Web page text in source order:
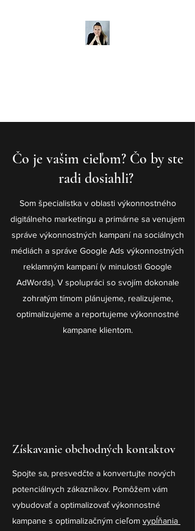
Čo je vašim cieľom? Čo by ste
radi dosiahli?
Som špecialistka v oblasti výkonnostného
digitálneho marketingu a primárne sa venujem
správe výkonnostných kampaní na sociálnych
médiách a správe Google Ads výkonnostných
reklamným kampaní (v minulosti Google
AdWords). V spolupráci so svojím dokonale
zohratým tímom plánujeme, realizujeme,
optimalizujeme a reportujeme výkonnostné
kampane klientom.
Získavanie obchodných kontaktov
Spojte sa, presvedčte a konvertujte nových
potenciálnych zákazníkov. Pomôžem vám
vybudovať a optimalizovať výkonnostné
kampane s optimalizačným cieľom vypĺňania ​